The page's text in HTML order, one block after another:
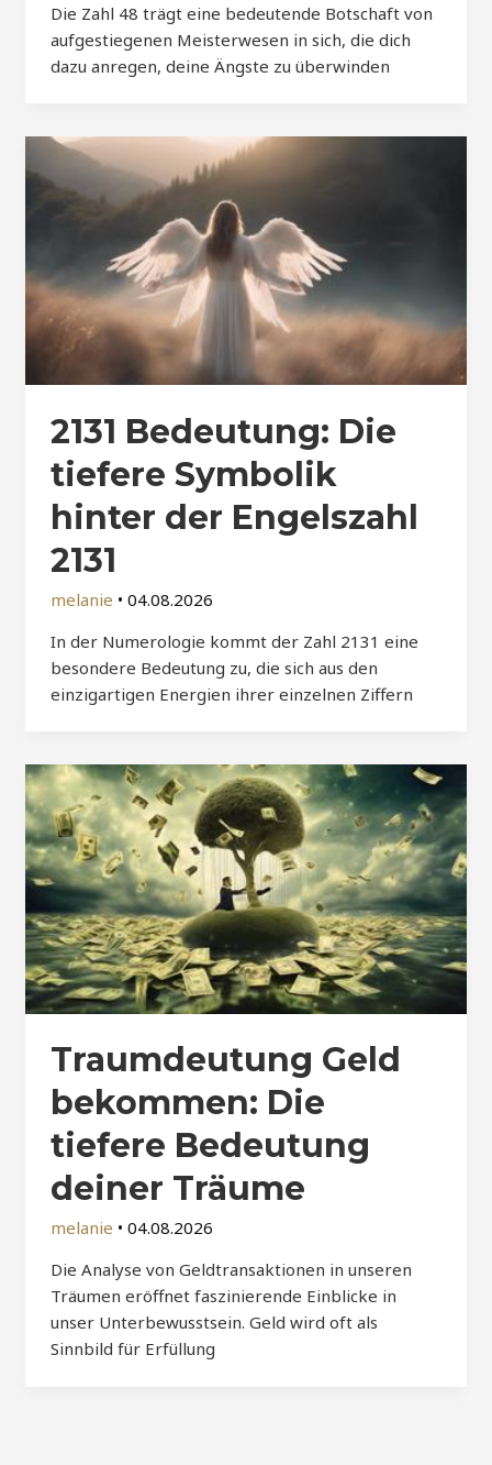
Die Zahl 48 trägt eine bedeutende Botschaft von
aufgestiegenen Meisterwesen in sich, die dich
dazu anregen, deine Ängste zu überwinden
2131 Bedeutung: Die
tiefere Symbolik
hinter der Engelszahl
2131
melanie • 04.08.2026
In der Numerologie kommt der Zahl 2131 eine
besondere Bedeutung zu, die sich aus den
einzigartigen Energien ihrer einzelnen Ziffern
Traumdeutung Geld
bekommen: Die
tiefere Bedeutung
deiner Träume
melanie • 04.08.2026
Die Analyse von Geldtransaktionen in unseren
Träumen eröffnet faszinierende Einblicke in
unser Unterbewusstsein. Geld wird oft als
Sinnbild für Erfüllung